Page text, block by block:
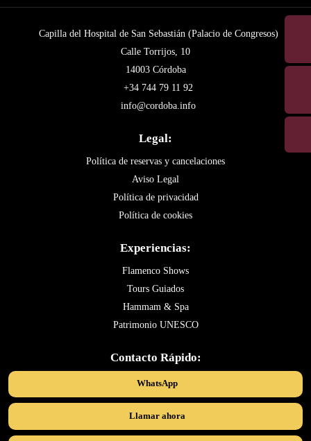
Capilla del Hospital de San Sebastián (Palacio de Congresos)
Calle Torrijos, 10
14003 Córdoba
+34 744 79 11 92
info@cordoba.info
Legal:
Política de reservas y cancelaciones
Aviso Legal
Política de privacidad
Política de cookies
Experiencias:
Flamenco Shows
Tours Guiados
Hammam & Spa
Patrimonio UNESCO
Contacto Rápido:
WhatsApp
Llamar ahora